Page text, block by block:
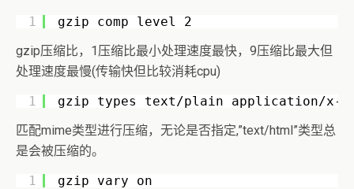
1
gzip_comp_level 2
gzip压缩比，1压缩比最小处理速度最快，9压缩比最大但
处理速度最慢(传输快但比较消耗cpu)
1
gzip_types text/plain application/x-
匹配mime类型进行压缩，无论是否指定,”text/html”类型总
是会被压缩的。
1
gzip_vary on